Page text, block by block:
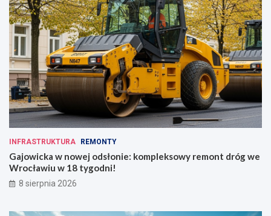
INFRASTRUKTURA REMONTY
Gajowicka w nowej odsłonie: kompleksowy remont dróg we
Wrocławiu w 18 tygodni!
8 sierpnia 2026